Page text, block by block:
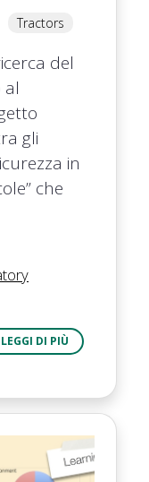
Tractors
del
al
gli
in
che
LEGGI DI PIÙ